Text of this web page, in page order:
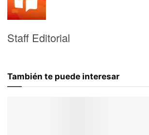
Staff Editorial
También te puede interesar